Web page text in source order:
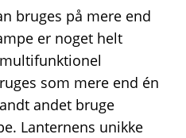
bruges på mere end
er noget helt
som mere end én
andet bruge
Lanternens unikke